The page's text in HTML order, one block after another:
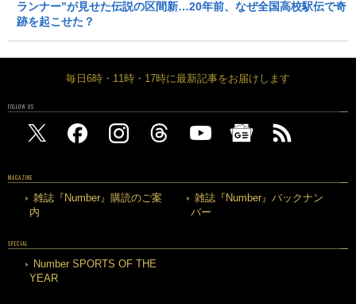
ランナー”が見せた伝説の区間新…20年前、なぜ全国高校駅伝で奇
跡を起こせた？
毎日6時・11時・17時に最新記事をお届けします
FOLLOW US
MAGAZINE
雑誌『Number』購読のご案
内
雑誌『Number』バックナン
バー
SPECIAL
Number SPORTS OF THE
YEAR